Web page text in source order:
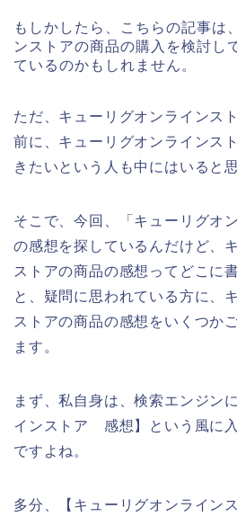
もしかしたら、こちらの記事は
ンストアの商品の購入を検討し
ているのかもしれません。
ただ、キューリグオンラインス
前に、キューリグオンラインス
きたいという人も中にはいると
そこで、今回、「キューリグオ
の感想を探しているんだけど、
ストアの商品の感想ってどこに
と、疑問に思われている方に、
ストアの商品の感想をいくつか
ます。
まず、私自身は、検索エンジン
インストア 感想】という風に
ですよね。
多分、【キューリグオンライン